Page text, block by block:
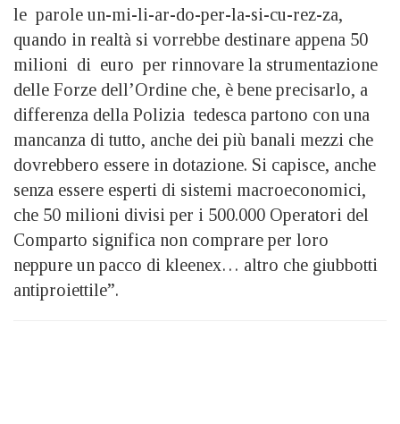
le parole un-mi-li-ar-do-per-la-si-cu-rez-za,
quando in realtà si vorrebbe destinare appena 50
milioni di euro per rinnovare la strumentazione
delle Forze dell’Ordine che, è bene precisarlo, a
differenza della Polizia tedesca partono con una
mancanza di tutto, anche dei più banali mezzi che
dovrebbero essere in dotazione. Si capisce, anche
senza essere esperti di sistemi macroeconomici,
che 50 milioni divisi per i 500.000 Operatori del
Comparto significa non comprare per loro
neppure un pacco di kleenex… altro che giubbotti
antiproiettile”.